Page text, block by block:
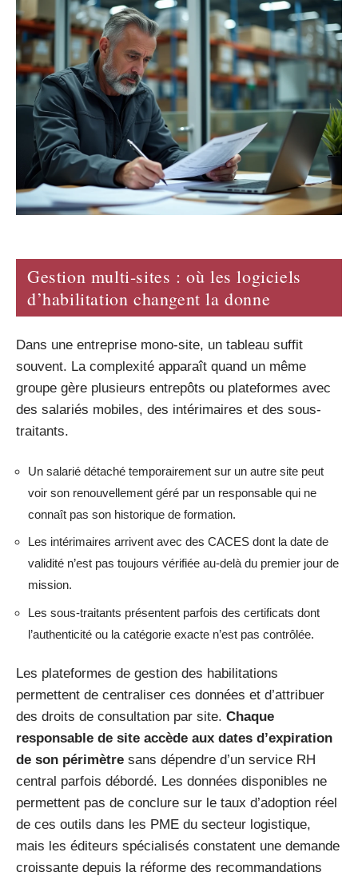
Gestion multi-sites : où les logiciels
d’habilitation changent la donne
Dans une entreprise mono-site, un tableau suffit
souvent. La complexité apparaît quand un même
groupe gère plusieurs entrepôts ou plateformes avec
des salariés mobiles, des intérimaires et des sous-
traitants.
Un salarié détaché temporairement sur un autre site peut
voir son renouvellement géré par un responsable qui ne
connaît pas son historique de formation.
Les intérimaires arrivent avec des CACES dont la date de
validité n’est pas toujours vérifiée au-delà du premier jour de
mission.
Les sous-traitants présentent parfois des certificats dont
l’authenticité ou la catégorie exacte n’est pas contrôlée.
Les plateformes de gestion des habilitations
permettent de centraliser ces données et d’attribuer
des droits de consultation par site. Chaque
responsable de site accède aux dates d’expiration
de son périmètre sans dépendre d’un service RH
central parfois débordé. Les données disponibles ne
permettent pas de conclure sur le taux d’adoption réel
de ces outils dans les PME du secteur logistique,
mais les éditeurs spécialisés constatent une demande
croissante depuis la réforme des recommandations